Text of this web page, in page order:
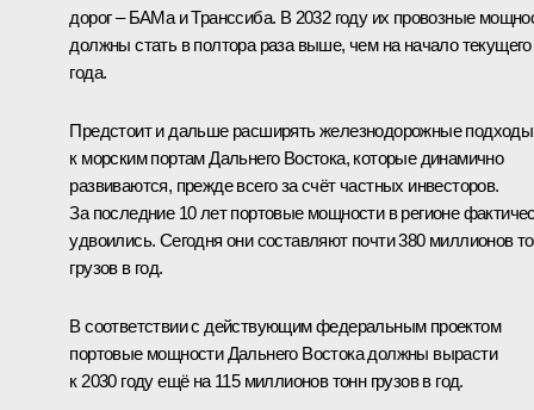
дорог – БАМа и Транссиба. В 2032 году их провозные
должны стать в полтора раза выше, чем на начало текущего
года.
Предстоит и дальше расширять железнодорожные подходы
к морским портам Дальнего Востока, которые динамично
развиваются, прежде всего за счёт частных инвесторов.
За последние 10 лет портовые мощности в регионе
удвоились. Сегодня они составляют почти 380 миллионов
грузов в год.
В соответствии с действующим федеральным проектом
портовые мощности Дальнего Востока должны вырасти
к 2030 году ещё на 115 миллионов тонн грузов в год.